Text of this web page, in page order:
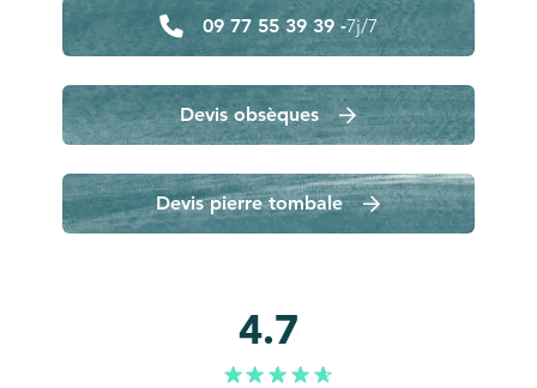
09 77 55 39 39 -7j/7
Devis obsèques
Devis pierre tombale
4.7